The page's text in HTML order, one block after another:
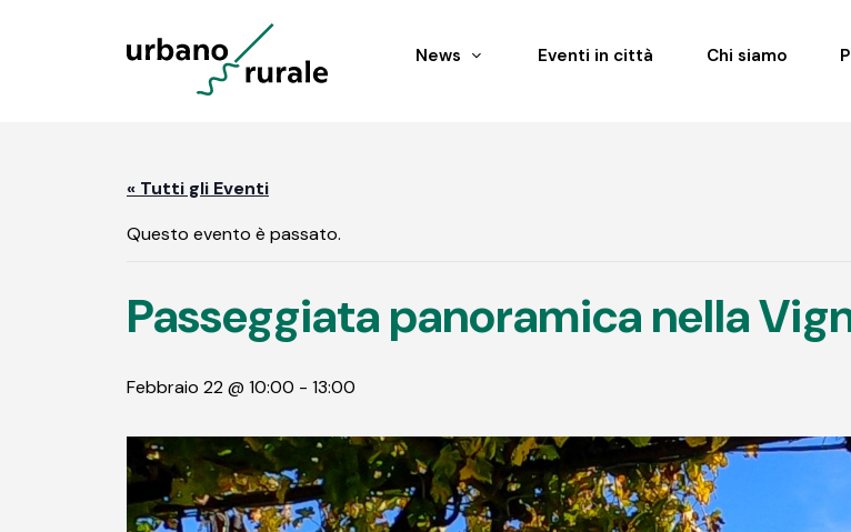
News Eventi in città Chi siamo
« Tutti gli Eventi
Questo evento è passato.
Passeggiata panoramica nella
Febbraio 22 @ 10:00 - 13:00